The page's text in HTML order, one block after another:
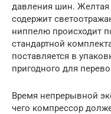
давления шин. Желтая
содержит
ниппелю происходит
стандартной
поставляется в
пригодного для
Время непрерывной
чего компрессор